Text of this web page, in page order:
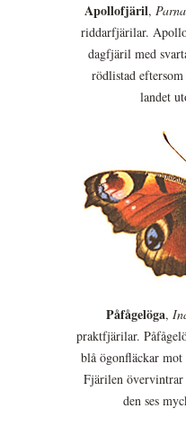
Apollofjäril,
riddarfjärilar.
dagfjäril med
rödlistad
landet
Påfågelöga,
praktfjärilar.
blå ögonfläckar
Fjärilen övervintrar
den ses